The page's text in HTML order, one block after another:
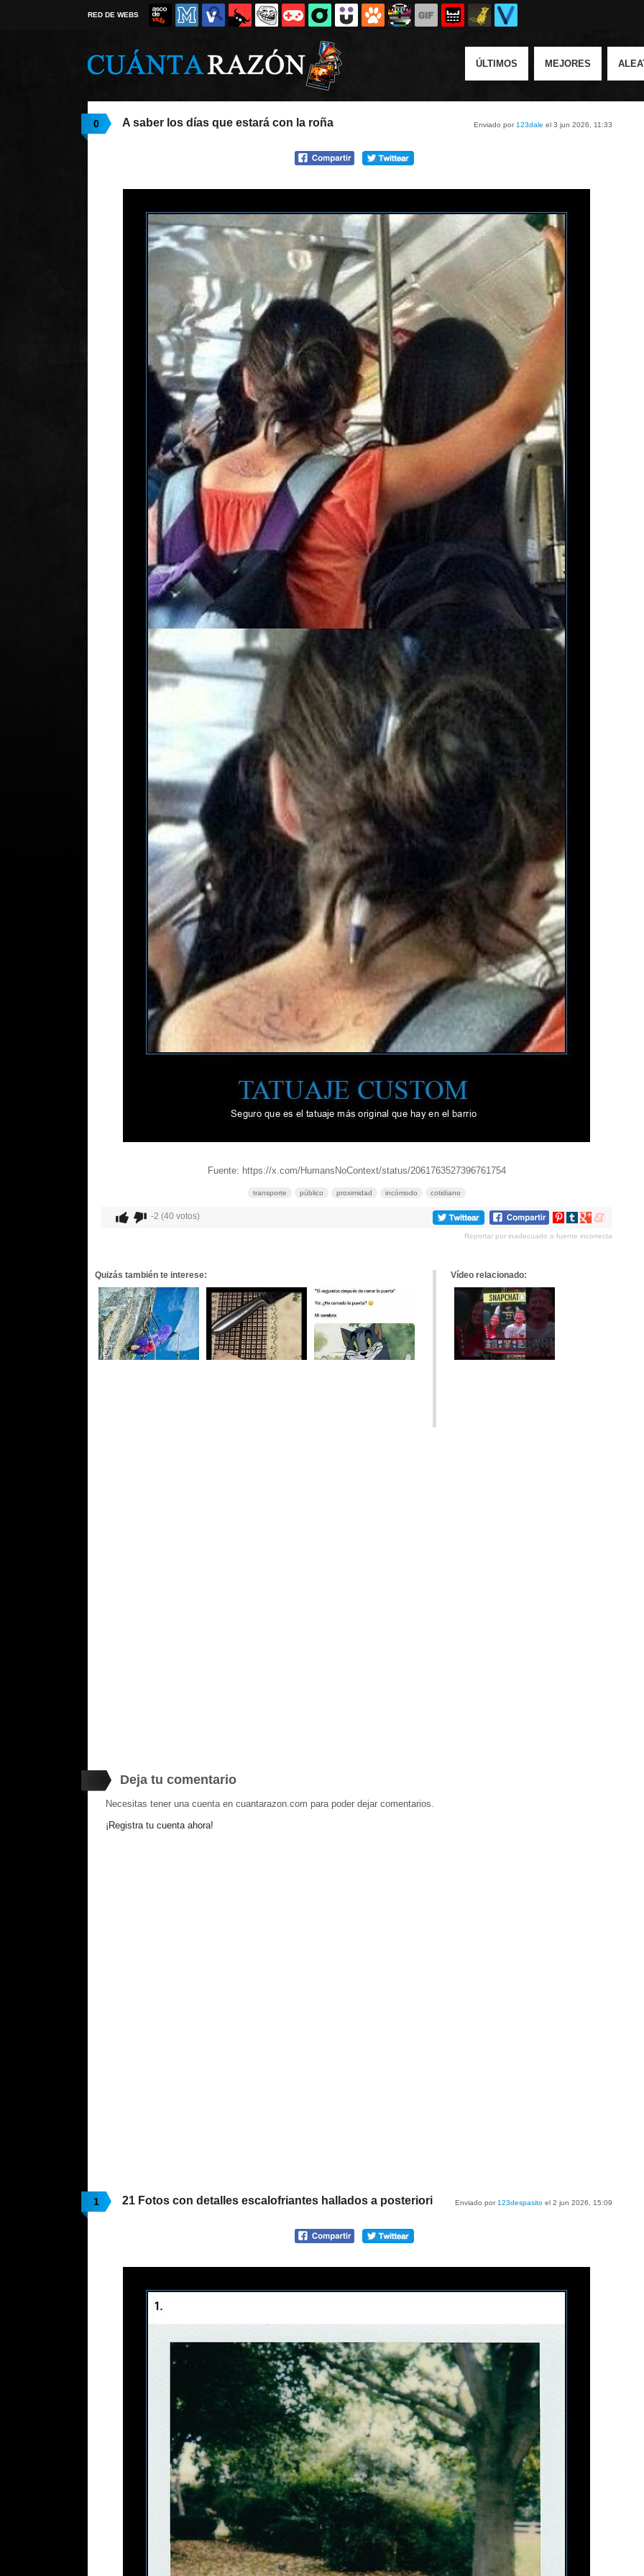
RED DE WEBS
ÚLTIMOS MEJORES
0 Enviado por 123dale el 3 jun 2026, 11:33
A saber los días que estará con la roña
Fuente: https://x.com/HumansNoContext/status/2061763527396761754
transporte público proximidad incómodo cotidiano
-2 (40 votos)
Compartir
Pinterest
Compartir
tumblr
Compartir
Google+
Compartir
meneame
Reportar por inadecuado o fuente incorrecta
Quizás también te interese: Vídeo relacionado:
Deja tu comentario
Necesitas tener una cuenta en cuantarazon.com para poder dejar comentarios.
¡Registra tu cuenta ahora!
1 Enviado por 123despasito el 2 jun 2026, 15:09
21 Fotos con detalles escalofriantes hallados a posteriori